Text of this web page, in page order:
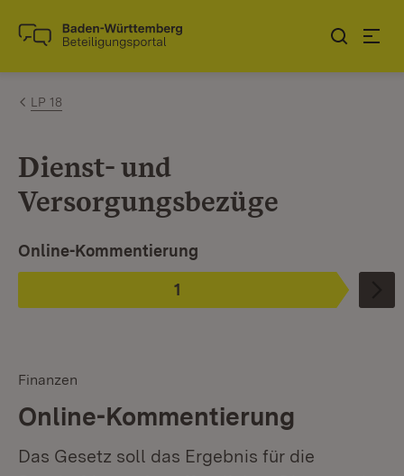
Zum Inhalt springen
Link zur Startseite
LP 18
Dienst- und
Versorgungsbezüge
Phase
1
:
Ist ausgewählt. Ist die aktuelle Phase.
Online-Kommentierung
Finanzen
Online-Kommentierung
Das Gesetz soll das Ergebnis für die